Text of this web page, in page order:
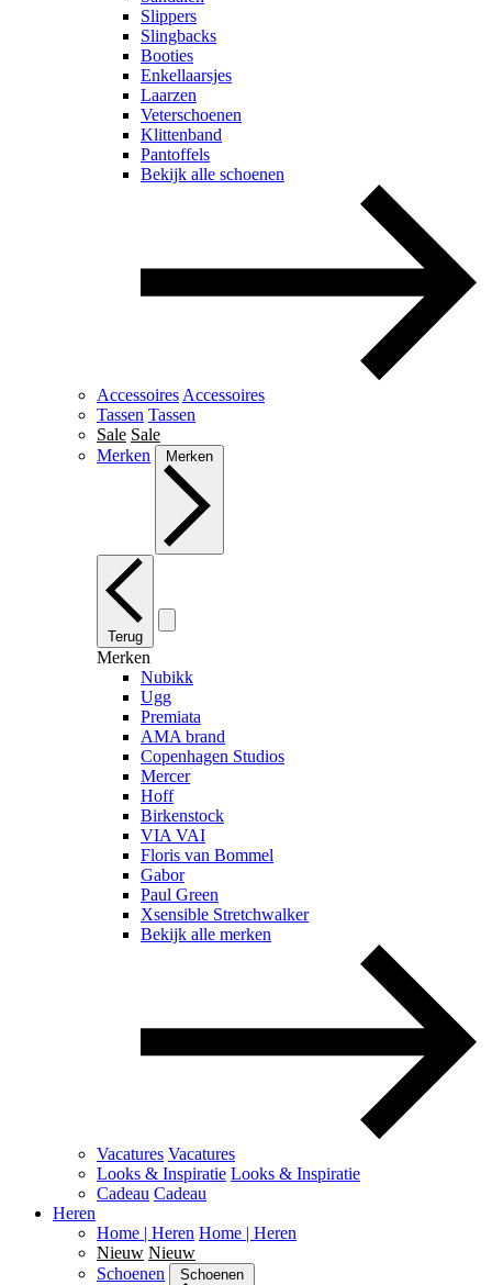
Slippers
Slingbacks
Booties
Enkellaarsjes
Laarzen
Veterschoenen
Klittenband
Pantoffels
Bekijk alle schoenen
Accessoires Accessoires
Tassen Tassen
Sale Sale
Merken
Merken
Terug
Merken
Nubikk
Ugg
Premiata
AMA brand
Copenhagen Studios
Mercer
Hoff
Birkenstock
VIA VAI
Floris van Bommel
Gabor
Paul Green
Xsensible Stretchwalker
Bekijk alle merken
Vacatures Vacatures
Looks & Inspiratie Looks & Inspiratie
Cadeau Cadeau
Heren
Home | Heren Home | Heren
Nieuw Nieuw
Schoenen
Schoenen